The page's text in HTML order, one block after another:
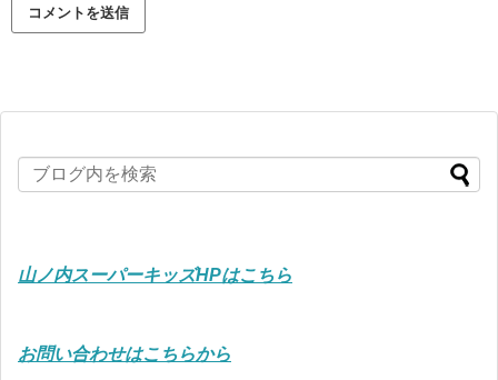
山ノ内スーパーキッズHPはこちら
お問い合わせはこちらから